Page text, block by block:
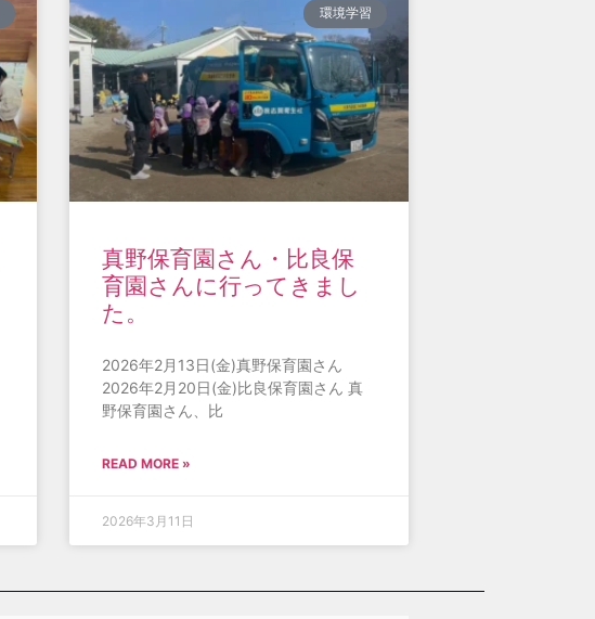
環境学習
真野保育園さん・比良保
育園さんに行ってきまし
た。
2026年2月13日(金)真野保育園さん
2026年2月20日(金)比良保育園さん 真
野保育園さん、比
READ MORE »
2026年3月11日